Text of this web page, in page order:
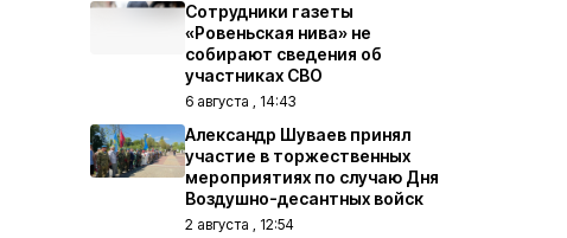
Сотрудники газеты
«Ровеньская нива» не
собирают сведения об
участниках СВО
6 августа , 14:43
Александр Шуваев принял
участие в торжественных
мероприятиях по случаю Дня
Воздушно-десантных войск
2 августа , 12:54